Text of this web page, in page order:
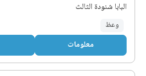
البابا شنودة الثالث
وعظ
معلومات